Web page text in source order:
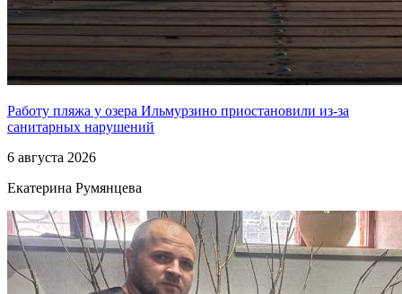
Работу пляжа у озера Ильмурзино приостановили из-за
санитарных нарушений
6 августа 2026
Екатерина Румянцева